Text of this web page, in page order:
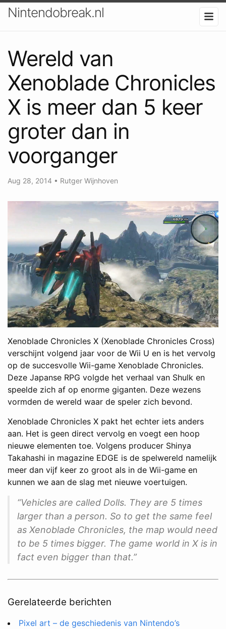
Nintendobreak.nl
Wereld van
Xenoblade Chronicles
X is meer dan 5 keer
groter dan in
voorganger
Aug 28, 2014 • Rutger Wijnhoven
Xenoblade Chronicles X (Xenoblade Chronicles Cross)
verschijnt volgend jaar voor de Wii U en is het vervolg
op de succesvolle Wii-game Xenoblade Chronicles.
Deze Japanse RPG volgde het verhaal van Shulk en
speelde zich af op enorme giganten. Deze wezens
vormden de wereld waar de speler zich bevond.
Xenoblade Chronicles X pakt het echter iets anders
aan. Het is geen direct vervolg en voegt een hoop
nieuwe elementen toe. Volgens producer Shinya
Takahashi in magazine EDGE is de spelwereld namelijk
meer dan vijf keer zo groot als in de Wii-game en
kunnen we aan de slag met nieuwe voertuigen.
“Vehicles are called Dolls. They are 5 times
larger than a person. So to get the same feel
as Xenoblade Chronicles, the map would need
to be 5 times bigger. The game world in X is in
fact even bigger than that.”
Gerelateerde berichten
Pixel art – de geschiedenis van Nintendo’s